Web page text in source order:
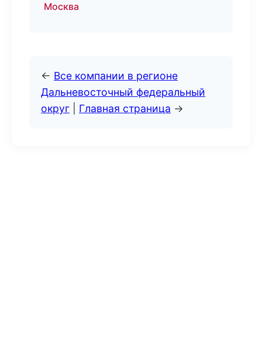
Москва
← Все компании в регионе
Дальневосточный федеральный
округ
Главная страница →